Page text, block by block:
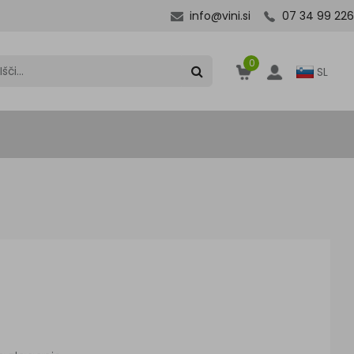
info@vini.si 07 34 99 226
0
SL